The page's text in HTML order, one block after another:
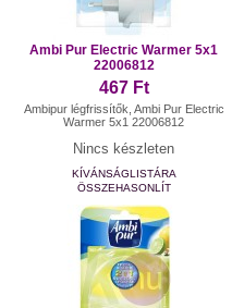
Ambi Pur Electric Warmer 5x1
22006812
467 Ft
Ambipur légfrissítők, Ambi Pur Electric
Warmer 5x1 22006812
Nincs készleten
KÍVÁNSÁGLISTÁRA
ÖSSZEHASONLÍT